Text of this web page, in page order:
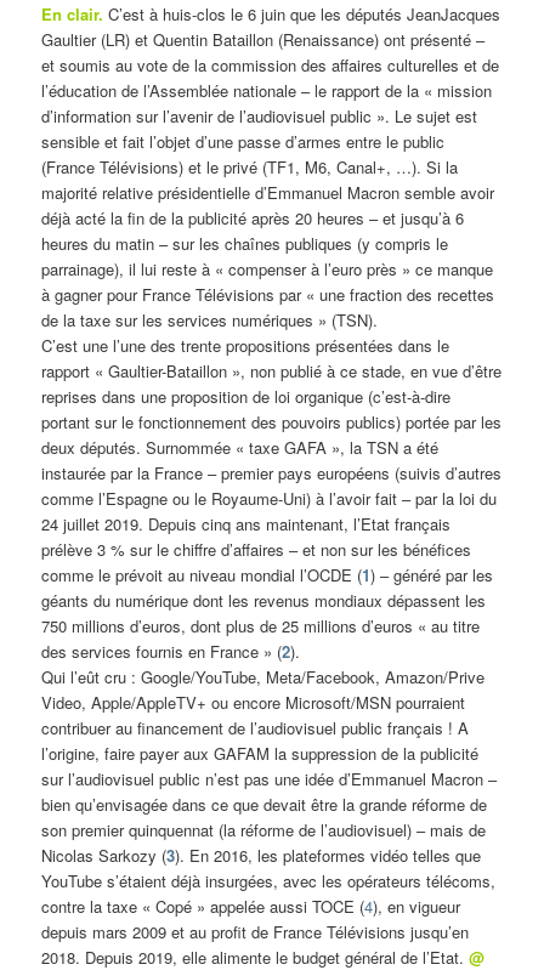
En clair. C’est à huis-clos le 6 juin que les députés JeanJacques
Gaultier (LR) et Quentin Bataillon (Renaissance) ont présenté –
et soumis au vote de la commission des affaires culturelles et de
l’éducation de l’Assemblée nationale – le rapport de la « mission
d’information sur l’avenir de l’audiovisuel public ». Le sujet est
sensible et fait l’objet d’une passe d’armes entre le public
(France Télévisions) et le privé (TF1, M6, Canal+, …). Si la
majorité relative présidentielle d’Emmanuel Macron semble avoir
déjà acté la fin de la publicité après 20 heures – et jusqu’à 6
heures du matin – sur les chaînes publiques (y compris le
parrainage), il lui reste à « compenser à l’euro près » ce manque
à gagner pour France Télévisions par « une fraction des recettes
de la taxe sur les services numériques » (TSN).
C’est une l’une des trente propositions présentées dans le
rapport « Gaultier-Bataillon », non publié à ce stade, en vue d’être
reprises dans une proposition de loi organique (c’est-à-dire
portant sur le fonctionnement des pouvoirs publics) portée par les
deux députés. Surnommée « taxe GAFA », la TSN a été
instaurée par la France – premier pays européens (suivis d’autres
comme l’Espagne ou le Royaume-Uni) à l’avoir fait – par la loi du
24 juillet 2019. Depuis cinq ans maintenant, l’Etat français
prélève 3 % sur le chiffre d’affaires – et non sur les bénéfices
comme le prévoit au niveau mondial l’OCDE (1) – généré par les
géants du numérique dont les revenus mondiaux dépassent les
750 millions d’euros, dont plus de 25 millions d’euros « au titre
des services fournis en France » (2).
Qui l’eût cru : Google/YouTube, Meta/Facebook, Amazon/Prive
Video, Apple/AppleTV+ ou encore Microsoft/MSN pourraient
contribuer au financement de l’audiovisuel public français ! A
l’origine, faire payer aux GAFAM la suppression de la publicité
sur l’audiovisuel public n’est pas une idée d’Emmanuel Macron –
bien qu’envisagée dans ce que devait être la grande réforme de
son premier quinquennat (la réforme de l’audiovisuel) – mais de
Nicolas Sarkozy (3). En 2016, les plateformes vidéo telles que
YouTube s’étaient déjà insurgées, avec les opérateurs télécoms,
contre la taxe « Copé » appelée aussi TOCE (4), en vigueur
depuis mars 2009 et au profit de France Télévisions jusqu’en
2018. Depuis 2019, elle alimente le budget général de l’Etat.@